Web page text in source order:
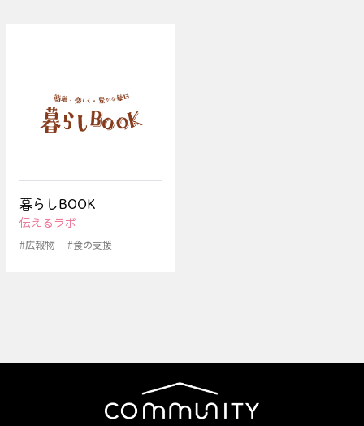
暮らしBOOK
伝えるラボ
#広報物 #食の支援